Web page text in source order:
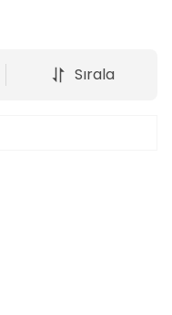
Sırala